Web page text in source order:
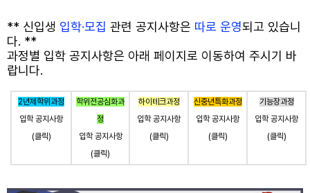
** 신입생 입학·모집 관련 공지사항은 따로 운영되고 있습니
다. **
과정별 입학 공지사항은 아래 페이지로 이동하여 주시기 바
랍니다.
2년제학위과정
입학 공지사항
(클릭)
학위전공심화과
정
입학 공지사항
(클릭)
하이테크과정
입학 공지사항
(클릭)
신중년특화과정
입학 공지사항
(클릭)
기능장과정
입학 공지사항
(클릭)